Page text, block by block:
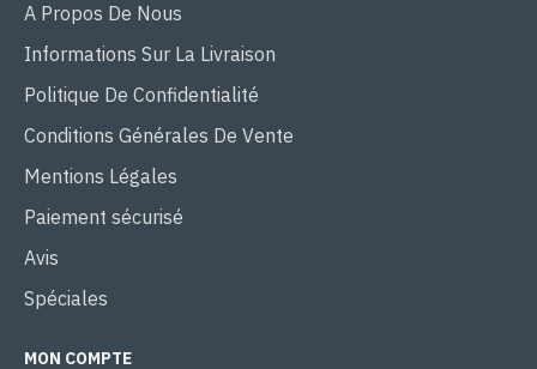
A Propos De Nous
Informations Sur La Livraison
Politique De Confidentialité
Conditions Générales De Vente
Mentions Légales
Paiement sécurisé
Avis
Spéciales
MON COMPTE